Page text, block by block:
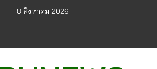
8 สิงหาคม 2026